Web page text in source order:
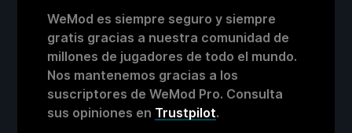
WeMod es siempre seguro y siempre
gratis gracias a nuestra comunidad de
millones de jugadores de todo el mundo.
Nos mantenemos gracias a los
suscriptores de WeMod Pro. Consulta
sus opiniones en Trustpilot.